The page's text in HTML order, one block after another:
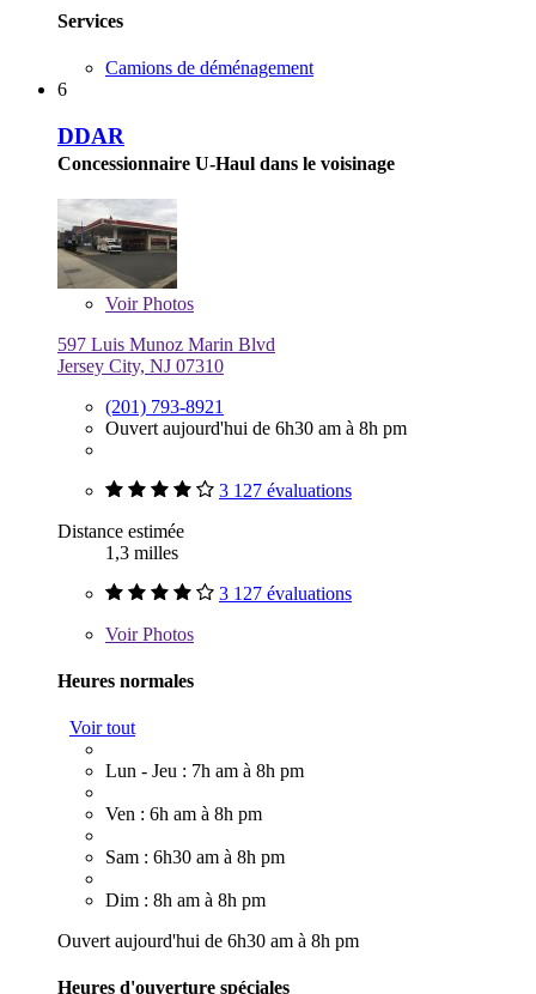
Services
Camions de déménagement
6
DDAR
Concessionnaire U-Haul dans le voisinage
VoirPhotos
597 Luis Munoz Marin Blvd
Jersey City, NJ 07310
(201) 793-8921
Ouvert aujourd'hui de 6h30 am à 8h pm
3 127 évaluations
Distance estimée
1,3 milles
3 127 évaluations
VoirPhotos
Heures normales
Voir tout
Lun - Jeu : 7h am à 8h pm
Ven : 6h am à 8h pm
Sam : 6h30 am à 8h pm
Dim : 8h am à 8h pm
Ouvert aujourd'hui de 6h30 am à 8h pm
Heures d'ouverture spéciales